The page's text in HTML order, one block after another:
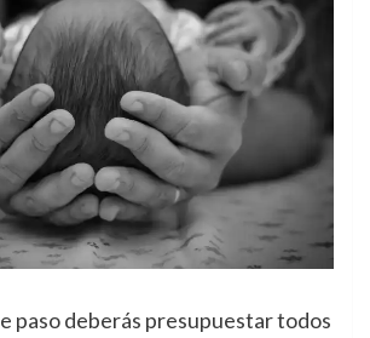
paso deberás presupuestar todos